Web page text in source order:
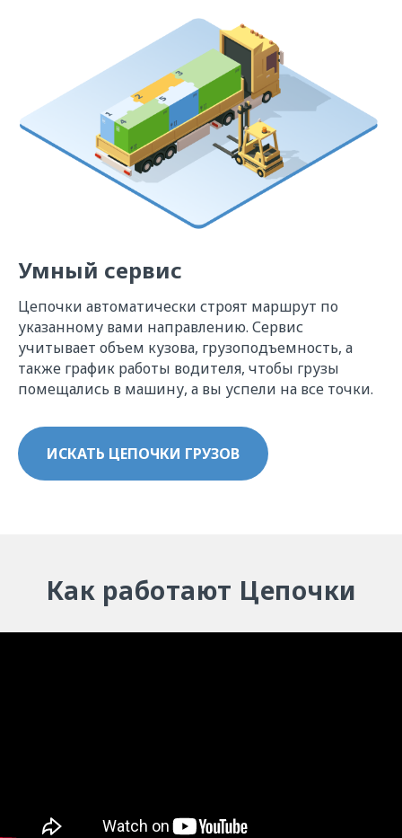
Умный сервис
Цепочки автоматически строят маршрут по
указанному вами направлению. Сервис
учитывает объем кузова, грузоподъемность, а
также график работы водителя, чтобы грузы
помещались в машину, а вы успели на все точки.
ИСКАТЬ ЦЕПОЧКИ ГРУЗОВ
Как работают Цепочки